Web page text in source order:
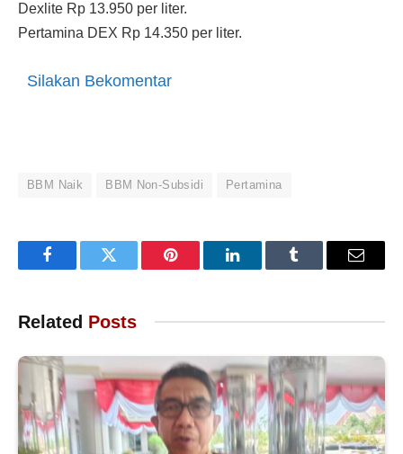
Dexlite Rp 13.950 per liter.
Pertamina DEX Rp 14.350 per liter.
Silakan Bekomentar
BBM Naik BBM Non-Subsidi Pertamina
FacebookTwitter Pinterest LinkedInTumblr Email
Related Posts